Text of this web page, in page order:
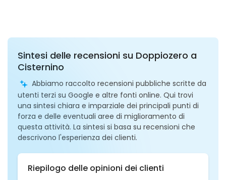
Sintesi delle recensioni su Doppiozero a
Cisternino
Abbiamo raccolto recensioni pubbliche scritte da
utenti terzi su Google e altre fonti online. Qui trovi
una sintesi chiara e imparziale dei principali punti di
forza e delle eventuali aree di miglioramento di
questa attività. La sintesi si basa su recensioni che
descrivono l'esperienza dei clienti.
Riepilogo delle opinioni dei clienti